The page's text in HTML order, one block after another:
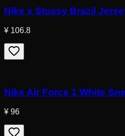
Nike x Stussy Brazil
¥ 106.8
Nike Air Force 1 White
¥ 96